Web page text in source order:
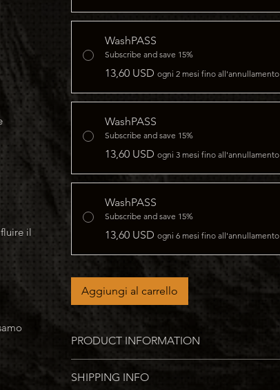
il
WashPASS
Subscribe and save 15%
13,60 USD ogni 2 mesi fino all'annullamento
WashPASS
Subscribe and save 15%
13,60 USD ogni 3 mesi fino all'annullamento
WashPASS
Subscribe and save 15%
13,60 USD ogni 6 mesi fino all'annullamento
Aggiungi al carrello
PRODUCT INFORMATION
- Adatto ai vegani
SHIPPING INFO